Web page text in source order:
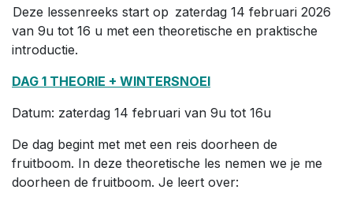
Deze lessenreeks start op zaterdag 14 februari 2026
van 9u tot 16 u met een theoretische en praktische
introductie.
DAG 1 THEORIE + WINTERSNOEI
Datum: zaterdag 14 februari van 9u tot 16u
De dag begint met met een reis doorheen de
fruitboom. In deze theoretische les nemen we je me
doorheen de fruitboom. Je leert over: